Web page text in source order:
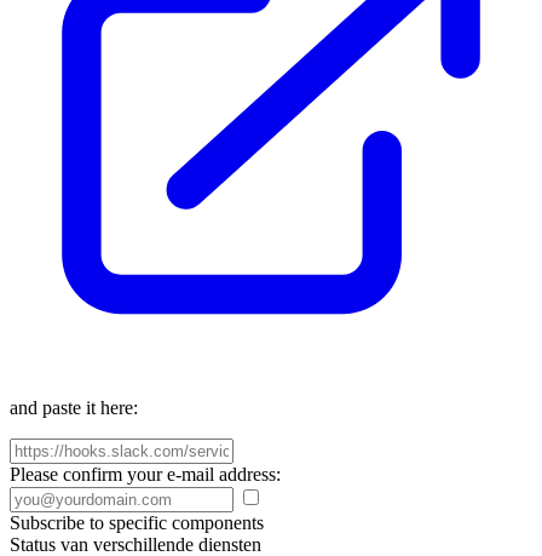
and paste it here:
Please confirm your e-mail address:
Subscribe to specific components
Status van verschillende diensten